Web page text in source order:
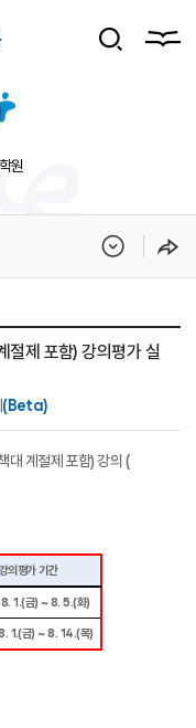
원
절제 포함) 강의평가 실
(Beta)
대 계절제 포함)강의 (
강의평가 기간
1.(금)~8. 5.(화)
1.(금)~8. 14.(목)